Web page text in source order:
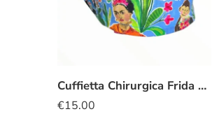
Cuffietta Chirurgica Frida Khalo azzurro
€15.00